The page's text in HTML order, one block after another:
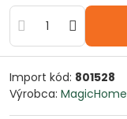
Import kód: 801528
Výrobca: MagicHome